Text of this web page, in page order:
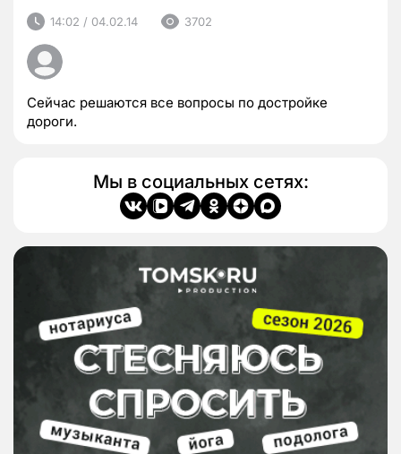
14:02 / 04.02.14 3702
Сейчас решаются все вопросы по достройке
дороги.
Мы в социальных сетях: